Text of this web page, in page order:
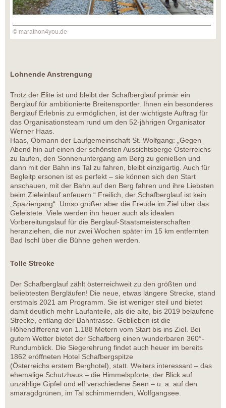
© marathon4you.de
Lohnende Anstrengung
Trotz der Elite ist und bleibt der Schafberglauf primär ein
Berglauf für ambitionierte Breitensportler. Ihnen ein besonderes
Berglauf Erlebnis zu ermöglichen, ist der wichtigste Auftrag für
das Organisationsteam rund um den 52-jährigen Organisator
Werner Haas.
Haas, Obmann der Laufgemeinschaft St. Wolfgang: „Gegen
Abend hin auf einen der schönsten Aussichtsberge Österreichs
zu laufen, den Sonnenuntergang am Berg zu genießen und
dann mit der Bahn ins Tal zu fahren, bleibt einzigartig. Auch für
Begleitp ersonen ist es perfekt – sie können sich den Start
anschauen, mit der Bahn auf den Berg fahren und ihre Liebsten
beim Zieleinlauf anfeuern.“ Freilich, der Schafberglauf ist kein
„Spaziergang“. Umso größer aber die Freude im Ziel über das
Geleistete. Viele werden ihn heuer auch als idealen
Vorbereitungslauf für die Berglauf-Staatsmeisterschaften
heranziehen, die nur zwei Wochen später im 15 km entfernten
Bad Ischl über die Bühne gehen werden.
Tolle Strecke
Der Schafberglauf zählt österreichweit zu den größten und
beliebtesten Bergläufen! Die neue, etwas längere Strecke, stand
erstmals 2021 am Programm. Sie ist weniger steil und bietet
damit deutlich mehr Laufanteile, als die alte, bis 2019 belaufene
Strecke, entlang der Bahntrasse. Geblieben ist die
Höhendifferenz von 1.188 Metern vom Start bis ins Ziel. Bei
gutem Wetter bietet der Schafberg einen wunderbaren 360°-
Rundumblick. Die Siegerehrung findet auch heuer im bereits
1862 eröffneten Hotel Schafbergspitze
(Österreichs erstem Berghotel), statt. Weiters interessant – das
ehemalige Schutzhaus – die Himmelspforte, der Blick auf
unzählige Gipfel und elf verschiedene Seen – u. a. auf den
smaragdgrünen, im Tal schimmernden, Wolfgangsee.